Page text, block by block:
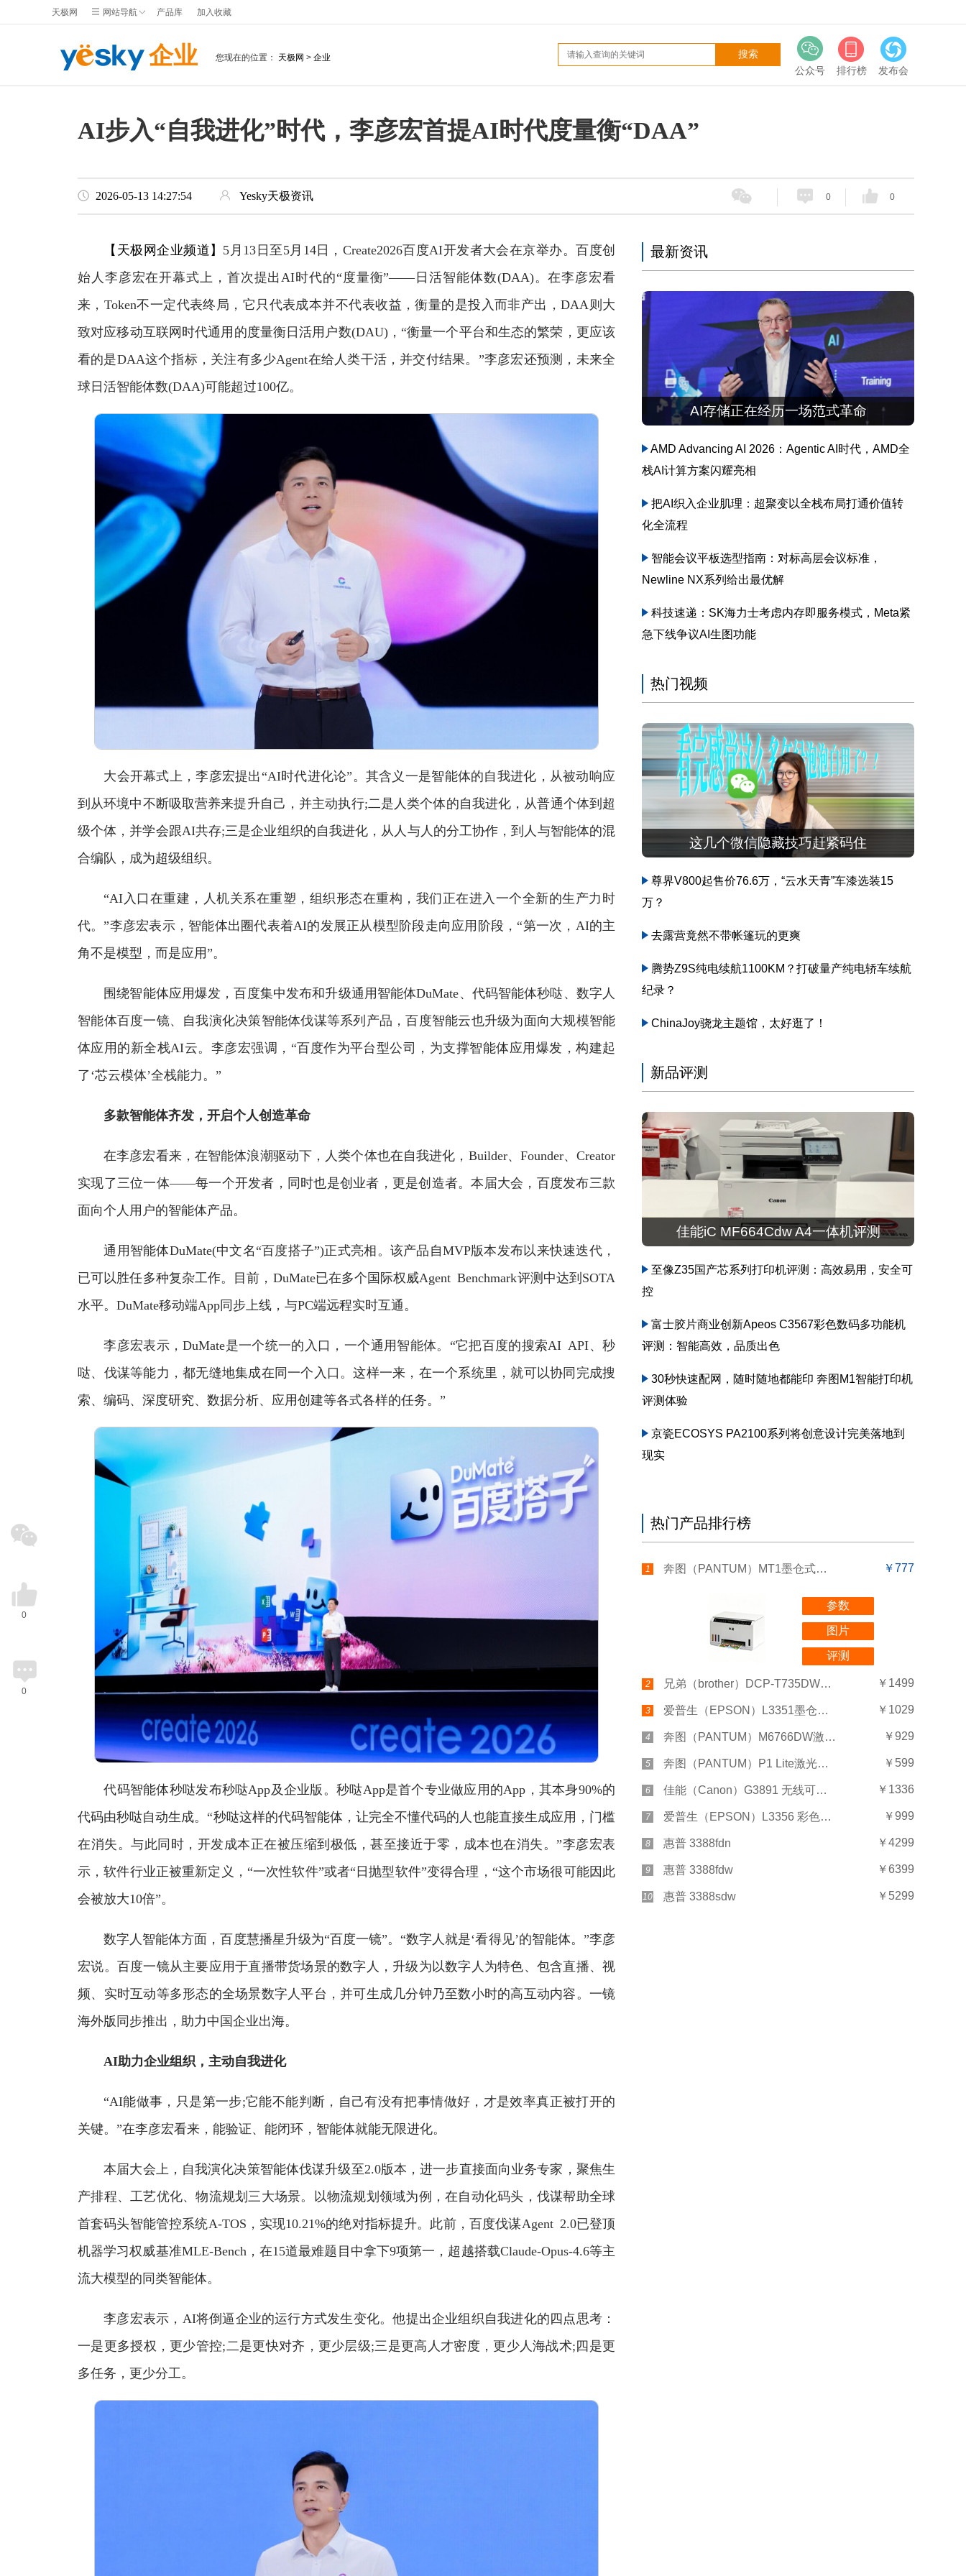
天极网 网站导航 产品库 加入收藏
企业 您现在的位置： 天极网 > 企业
公众号 排行榜 发布会
AI步入“自我进化”时代，李彦宏首提AI时代度量衡“DAA”
2026-05-13 14:27:54 Yesky天极资讯 0 0
【天极网企业频道】 5月13日至5月14日，Create2026百度AI开发者大会在京举办。百度创
始人李彦宏在开幕式上，首次提出AI时代的“度量衡”——日活智能体数(DAA)。在李彦宏看
来，Token不一定代表终局，它只代表成本并不代表收益，衡量的是投入而非产出，DAA则大
致对应移动互联网时代通用的度量衡日活用户数(DAU)，“衡量一个平台和生态的繁荣，更应该
看的是DAA这个指标，关注有多少Agent在给人类干活，并交付结果。”李彦宏还预测，未来全
球日活智能体数(DAA)可能超过100亿。
大会开幕式上，李彦宏提出“AI时代进化论”。其含义一是智能体的自我进化，从被动响应
到从环境中不断吸取营养来提升自己，并主动执行;二是人类个体的自我进化，从普通个体到超
级个体，并学会跟AI共存;三是企业组织的自我进化，从人与人的分工协作，到人与智能体的混
合编队，成为超级组织。
“AI入口在重建，人机关系在重塑，组织形态在重构，我们正在进入一个全新的生产力时
代。”李彦宏表示，智能体出圈代表着AI的发展正从模型阶段走向应用阶段，“第一次，AI的主
角不是模型，而是应用”。
围绕智能体应用爆发，百度集中发布和升级通用智能体DuMate、代码智能体秒哒、数字人
智能体百度一镜、自我演化决策智能体伐谋等系列产品，百度智能云也升级为面向大规模智能
体应用的新全栈AI云。李彦宏强调，“百度作为平台型公司，为支撑智能体应用爆发，构建起
了‘芯云模体’全栈能力。”
多款智能体齐发，开启个人创造革命
在李彦宏看来，在智能体浪潮驱动下，人类个体也在自我进化，Builder、Founder、Creator
实现了三位一体——每一个开发者，同时也是创业者，更是创造者。本届大会，百度发布三款
面向个人用户的智能体产品。
通用智能体DuMate(中文名“百度搭子”)正式亮相。该产品自MVP版本发布以来快速迭代，
已可以胜任多种复杂工作。目前，DuMate已在多个国际权威Agent Benchmark评测中达到SOTA
水平。DuMate移动端App同步上线，与PC端远程实时互通。
李彦宏表示，DuMate是一个统一的入口，一个通用智能体。“它把百度的搜索AI API、秒
哒、伐谋等能力，都无缝地集成在同一个入口。这样一来，在一个系统里，就可以协同完成搜
索、编码、深度研究、数据分析、应用创建等各式各样的任务。”
代码智能体秒哒发布秒哒App及企业版。秒哒App是首个专业做应用的App，其本身90%的
代码由秒哒自动生成。“秒哒这样的代码智能体，让完全不懂代码的人也能直接生成应用，门槛
在消失。与此同时，开发成本正在被压缩到极低，甚至接近于零，成本也在消失。”李彦宏表
示，软件行业正被重新定义，“一次性软件”或者“日抛型软件”变得合理，“这个市场很可能因此
会被放大10倍”。
数字人智能体方面，百度慧播星升级为“百度一镜”。“数字人就是‘看得见’的智能体。”李彦
宏说。百度一镜从主要应用于直播带货场景的数字人，升级为以数字人为特色、包含直播、视
频、实时互动等多形态的全场景数字人平台，并可生成几分钟乃至数小时的高互动内容。一镜
海外版同步推出，助力中国企业出海。
AI助力企业组织，主动自我进化
“AI能做事，只是第一步;它能不能判断，自己有没有把事情做好，才是效率真正被打开的
关键。”在李彦宏看来，能验证、能闭环，智能体就能无限进化。
本届大会上，自我演化决策智能体伐谋升级至2.0版本，进一步直接面向业务专家，聚焦生
产排程、工艺优化、物流规划三大场景。以物流规划领域为例，在自动化码头，伐谋帮助全球
首套码头智能管控系统A-TOS，实现10.21%的绝对指标提升。此前，百度伐谋Agent 2.0已登顶
机器学习权威基准MLE-Bench，在15道最难题目中拿下9项第一，超越搭载Claude-Opus-4.6等主
流大模型的同类智能体。
李彦宏表示，AI将倒逼企业的运行方式发生变化。他提出企业组织自我进化的四点思考：
一是更多授权，更少管控;二是更快对齐，更少层级;三是更高人才密度，更少人海战术;四是更
多任务，更少分工。
最新资讯
AI存储正在经历一场范式革命
AMD Advancing AI 2026：Agentic AI时代，AMD全
栈AI计算方案闪耀亮相
把AI织入企业肌理：超聚变以全栈布局打通价值转
化全流程
智能会议平板选型指南：对标高层会议标准，
Newline NX系列给出最优解
科技速递：SK海力士考虑内存即服务模式，Meta紧
急下线争议AI生图功能
热门视频
这几个微信隐藏技巧赶紧码住
尊界V800起售价76.6万，“云水天青”车漆选装15
万？
去露营竟然不带帐篷玩的更爽
腾势Z9S纯电续航1100KM？打破量产纯电轿车续航
纪录？
ChinaJoy骁龙主题馆，太好逛了！
新品评测
佳能iC MF664Cdw A4一体机评测
至像Z35国产芯系列打印机评测：高效易用，安全可
控
富士胶片商业创新Apeos C3567彩色数码多功能机
评测：智能高效，品质出色
30秒快速配网，随时随地都能印 奔图M1智能打印机
评测体验
京瓷ECOSYS PA2100系列将创意设计完美落地到
现实
热门产品排行榜
1 奔图（PANTUM）MT1墨仓式彩色打印机学生家用 ￥777
参数
图片
评测
2 兄弟（brother）DCP-T735DW家用学习彩色打印机 ￥1499
3 爱普生（EPSON）L3351墨仓式彩色打印机 ￥1029
4 奔图（PANTUM）M6766DW激光打印机 ￥929
5 奔图（PANTUM）P1 Lite激光打印机 ￥599
6 佳能（Canon）G3891 无线可加墨彩色触摸屏一体机 ￥1336
7 爱普生（EPSON）L3356 彩色打印机 ￥999
8 惠普 3388fdn ￥4299
9 惠普 3388fdw ￥6399
10 惠普 3388sdw ￥5299
0
0